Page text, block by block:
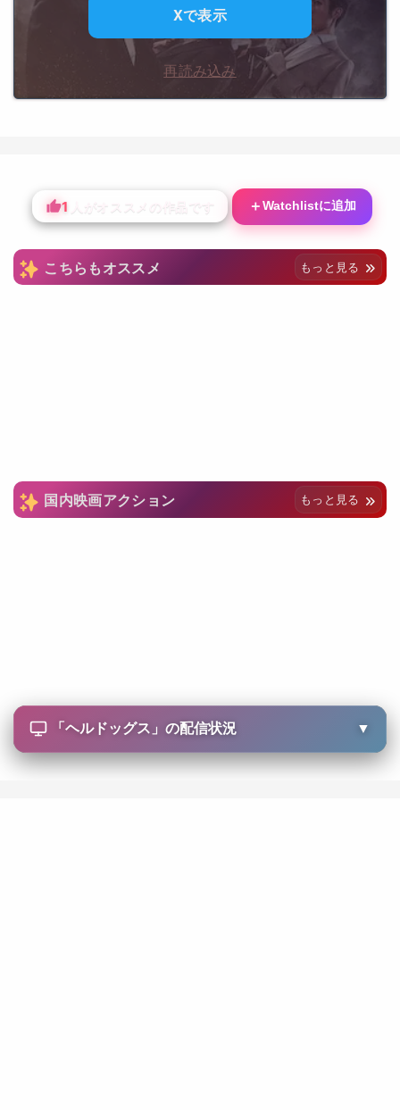
Xで表示
再読み込み
1 人がオススメの作品です ＋Watchlistに追加
こちらもオススメ もっと見る
国内映画アクション もっと見る
「 ヘルドッグス 」の配信状況 ▼